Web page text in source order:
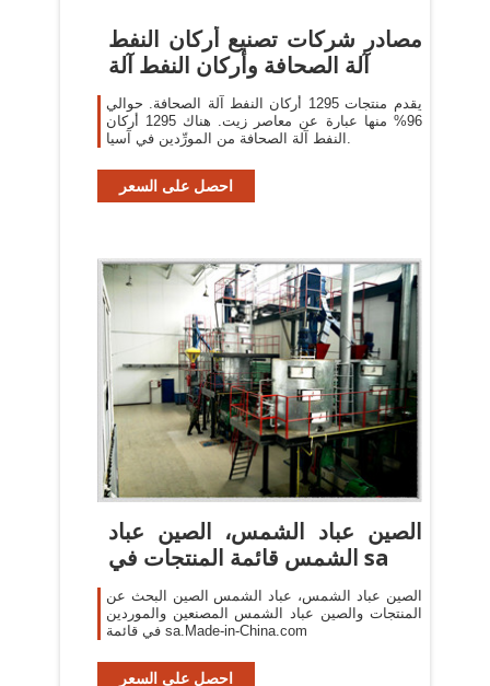
مصادر شركات تصنيع أركان النفط
آلة الصحافة وأركان النفط آلة
يقدم منتجات 1295 أركان النفط آلة الصحافة. حوالي
96% منها عبارة عن معاصر زيت. هناك 1295 أركان
النفط آلة الصحافة من المورِّدين في آسيا.
احصل على السعر
الصين عباد الشمس، الصين عباد
الشمس قائمة المنتجات في sa
الصين عباد الشمس، عباد الشمس الصين البحث عن
المنتجات والصين عباد الشمس المصنعين والموردين
في قائمة sa.Made-in-China.com
احصل على السعر